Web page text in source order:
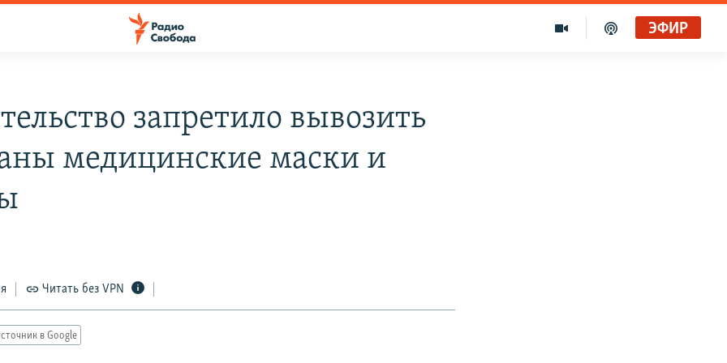
ЭФИР
запретило вывозить
медицинские маски и
Читать без VPN
в Google